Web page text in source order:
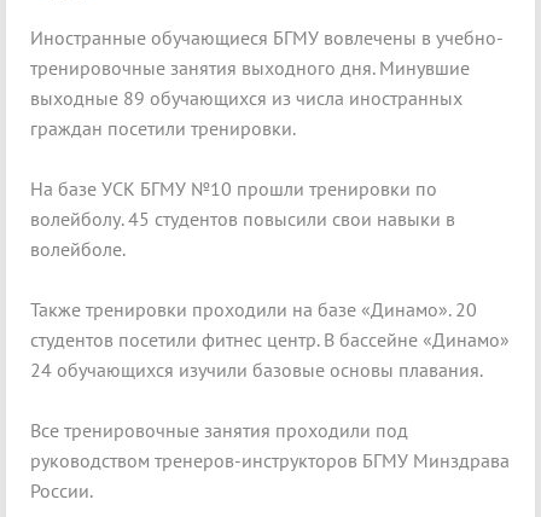
Иностранные обучающиеся БГМУ вовлечены в учебно-
тренировочные занятия выходного дня. Минувшие
выходные 89 обучающихся из числа иностранных
граждан посетили тренировки.
На базе УСК БГМУ №10 прошли тренировки по
волейболу. 45 студентов повысили свои навыки в
волейболе.
Также тренировки проходили на базе «Динамо». 20
студентов посетили фитнес центр. В бассейне «Динамо»
24 обучающихся изучили базовые основы плавания.
Все тренировочные занятия проходили под
руководством тренеров-инструкторов БГМУ Минздрава
России.